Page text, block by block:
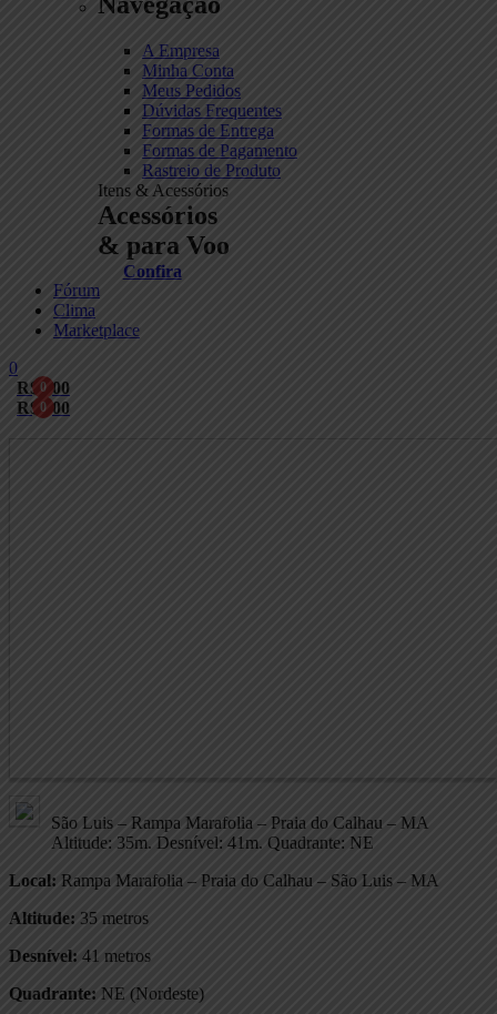
A Empresa
Minha Conta
Meus Pedidos
Dúvidas Frequentes
Formas de Entrega
Formas de Pagamento
Rastreio de Produto
Itens & Acessórios
Acessórios
& para Voo
Confira
Fórum
Clima
Marketplace
0
0
R$ 0,00
0
R$ 0,00
São Luis – Rampa Marafolia – Praia do Calhau – MA
Altitude: 35m. Desnível: 41m. Quadrante: NE
Local: Rampa Marafolia – Praia do Calhau – São Luis – MA
Altitude: 35 metros
Desnível: 41 metros
Quadrante: NE (Nordeste)